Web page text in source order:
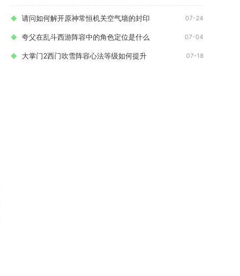
核心
请问如何解开原神常恒机关空气墙的封印 07-24
夸父在乱斗西游阵容中的角色定位是什么 07-04
大掌门2西门吹雪阵容心法等级如何提升 07-18